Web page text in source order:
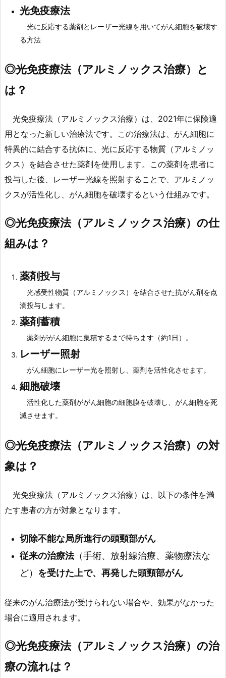
光免疫療法
光に反応する薬剤とレーザー光線を用いてがん細胞を破壊す
る方法
◎光免疫療法（アルミノックス治療）と
は？
光免疫療法（アルミノックス治療）は、2021年に保険適
用となった新しい治療法です。この治療法は、がん細胞に
特異的に結合する抗体に、光に反応する物質（アルミノッ
クス）を結合させた薬剤を使用します。この薬剤を患者に
投与した後、レーザー光線を照射することで、アルミノッ
クスが活性化し、がん細胞を破壊するという仕組みです。
◎光免疫療法（アルミノックス治療）の仕
組みは？
薬剤投与
光感受性物質（アルミノックス）を結合させた抗がん剤を点
滴投与します。
薬剤蓄積
薬剤ががん細胞に集積するまで待ちます（約1日）。
レーザー照射
がん細胞にレーザー光を照射し、薬剤を活性化させます。
細胞破壊
活性化した薬剤ががん細胞の細胞膜を破壊し、がん細胞を死
滅させます。
◎光免疫療法（アルミノックス治療）の対
象は？
光免疫療法（アルミノックス治療）は、以下の条件を満
たす患者の方が対象となります。
切除不能な局所進行の頭頸部がん
従来の治療法（手術、放射線治療、薬物療法な
ど） を受けた上で、再発した頭頸部がん
従来のがん治療法が受けられない場合や、効果がなかった
場合に適用されます。
◎光免疫療法（アルミノックス治療）の治
療の流れは？